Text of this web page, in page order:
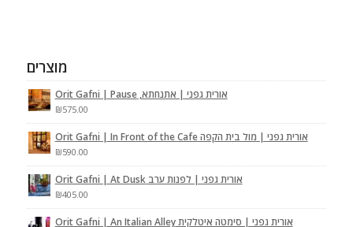
מוצרים
אורית גפני | אתנחתא, Orit Gafni | Pause
₪575.00
אורית גפני | מול בית הקפה Orit Gafni | In Front of the Cafe
₪590.00
אורית גפני | לפנות ערב Orit Gafni | At Dusk
₪405.00
אורית גפני | סימטה איטלקית Orit Gafni | An Italian Alley